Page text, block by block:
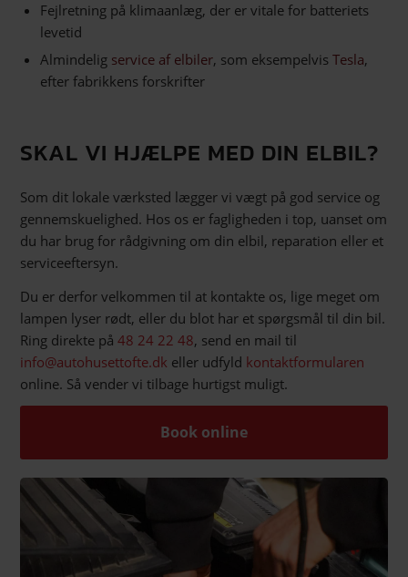
Fejlretning på klimaanlæg, der er vitale for batteriets
levetid
Almindelig service af elbiler, som eksempelvisTesla,
efter fabrikkens forskrifter
SKAL VI HJÆLPE MED DIN ELBIL?
Som dit lokale værksted lægger vi vægt på god service og
gennemskuelighed. Hos os er fagligheden i top, uanset om
du har brug for rådgivning om din elbil, reparation eller et
serviceeftersyn.
Du er derfor velkommen til at kontakte os, lige meget om
lampen lyser rødt, eller du blot har et spørgsmål til din bil.
Ring direkte på48 24 22 48, send en mail til
info@autohusettofte.dk eller udfyld kontaktformularen
online. Så vender vi tilbage hurtigst muligt.
Book online